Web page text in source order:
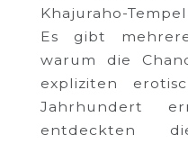
Khajuraho-
Es gibt
warum die
expliziten
Jahrhundert
entdeckten